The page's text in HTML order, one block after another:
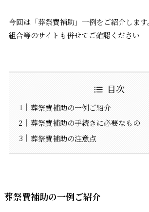
今回は「葬祭費補助」一例をご紹介しま
組合等のサイトも併せてご確認ください
目次
葬祭費補助の一例ご紹介
葬祭費補助の手続きに必要なもの
葬祭費補助の注意点
葬祭費補助の一例ご紹介